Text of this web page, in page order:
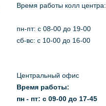
Время работы колл центра:
пн-пт: c 08-00 до 19-00
сб-вс: с 10-00 до 16-00
Центральный офис
Время работы:
пн - пт: с 09-00 до 17-45